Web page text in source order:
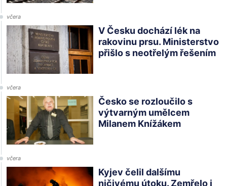
včera
V Česku dochází lék na
rakovinu prsu. Ministerstvo
přišlo s neotřelým řešením
včera
Česko se rozloučilo s
výtvarným umělcem
Milanem Knížákem
včera
Kyjev čelil dalšímu
ničivému útoku. Zemřelo i